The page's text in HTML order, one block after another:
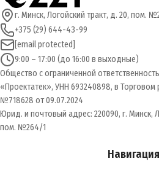
г. Минск, Логойский тракт, д. 20, пом.
+375 (29) 644-43-99
[email protected]
9:00 – 17:00 (до 16:00 в выходные)
Общество с ограниченной
«Проектатек», УНН 693240898, в Торговом
№718628 от 09.07.2024
Юрид. и почтовый адрес: 220090, г. Минск,
пом. №264/1
Навигация